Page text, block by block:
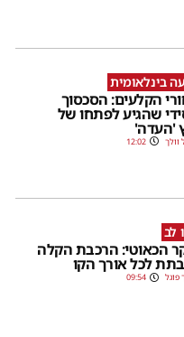
בינלאומית
הקלעים: הסכסוך
שהגיע לפתחו של
'העדה'
וולך 12:02
לב
הכאוטי: הרכבת הקלה
לכל אורך הקו
פוגל 09:54